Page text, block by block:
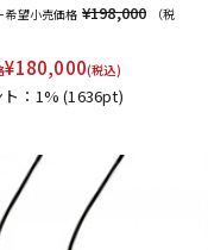
PHONON
Audio
PULSE
Rational Acoustics
RODE
希望小売価格 ¥198,000
（税
¥180,000(税込)
ト：1%(1636pt)